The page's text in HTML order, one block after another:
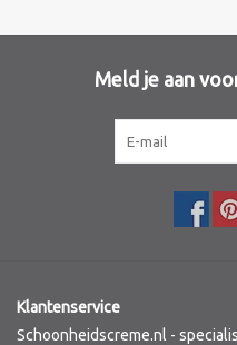
Sothys Paris
Fusion Meso
Meld je aan
Klantenservice
Schoonheidscreme.nl -